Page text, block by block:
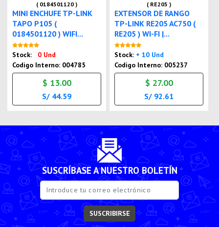
( 0184501120 )
MINI ENCHUFE TP-LINK
TAPO P105 (
0184501120 ) WIFI...
Stock:
0 Und
Codigo Interno: 004785
$ 13.00
S/ 44.59
( RE205 )
EXTENSOR DE RANGO
TP-LINK RE205 AC750 (
RE205 ) WI-FI |...
Stock: + 10 Und
Codigo Interno: 005237
$ 27.00
S/ 92.61
SUSCRÍBASE A NUESTRO BOLETÍN
SUSCRIBIRSE